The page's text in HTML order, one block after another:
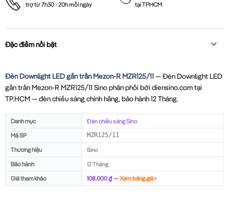
trợ từ 7h30 - 20h mỗi ngày
tại TPHCM
Đặc điểm nổi bật
Đèn Downlight LED gắn trần Mezon-R MZR125/11— Đèn Downlight LED
gắn trần Mezon-R MZR125/11 Sino phân phối bởi diensino.com tại
TP.HCM — đèn chiếu sáng chính hãng, bảo hành 12 Tháng.
Danh mục
Đèn chiếu sáng Sino
Mã SP
MZR125/11
Thương hiệu
Sino
Bảo hành
12 Tháng
Giá tham khảo
108.000 ₫ —Xem bảng giá ▸